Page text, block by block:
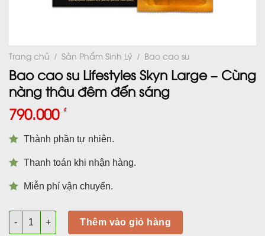
Trang chủ / Sản Phẩm Sinh Lý / Bao cao su
Bao cao su Lifestyles Skyn Large – Cùng
nàng thâu đêm đến sáng
790.000 ₫
Thành phần tự nhiên.
Thanh toán khi nhận hàng.
Miễn phí vận chuyển.
Bao cao su Lifestyles Skyn Large - Cùng nàng thâu đêm đến
Thêm vào giỏ hàng